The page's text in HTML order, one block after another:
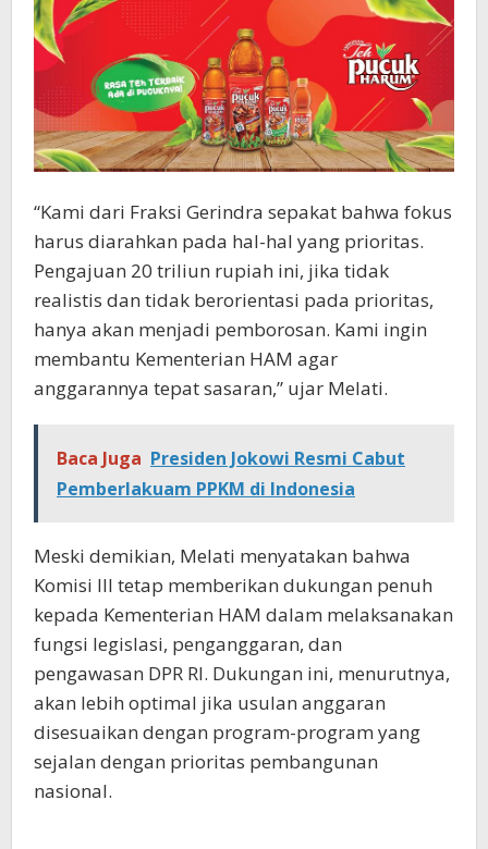
“Kami dari Fraksi Gerindra sepakat bahwa fokus
harus diarahkan pada hal-hal yang prioritas.
Pengajuan 20 triliun rupiah ini, jika tidak
realistis dan tidak berorientasi pada prioritas,
hanya akan menjadi pemborosan. Kami ingin
membantu Kementerian HAM agar
anggarannya tepat sasaran,” ujar Melati.
Baca Juga Presiden Jokowi Resmi Cabut
Pemberlakuam PPKM di Indonesia
Meski demikian, Melati menyatakan bahwa
Komisi III tetap memberikan dukungan penuh
kepada Kementerian HAM dalam melaksanakan
fungsi legislasi, penganggaran, dan
pengawasan DPR RI. Dukungan ini, menurutnya,
akan lebih optimal jika usulan anggaran
disesuaikan dengan program-program yang
sejalan dengan prioritas pembangunan
nasional.